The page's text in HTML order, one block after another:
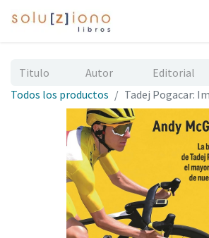
Todos los productos Tadej Pogacar: